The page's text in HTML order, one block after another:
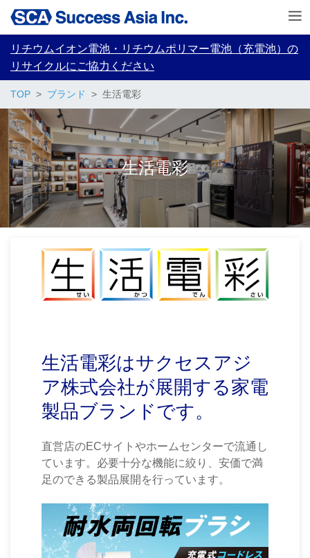
リチウムイオン電池・リチウムポリマー電池（充電池）の
リサイクルにご協力ください
TOP ブランド 生活電彩
生活電彩
生活電彩はサクセスアジ
ア株式会社が展開する家電
製品ブランドです。
直営店のECサイトやホームセンターで流通し
ています。必要十分な機能に絞り、安価で満
足のできる製品展開を行っています。